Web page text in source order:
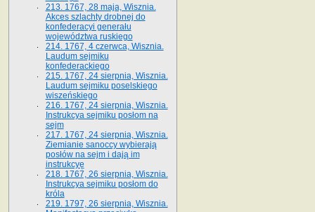
213. 1767, 28 maja, Wisznia.
Akces szlachty drobnej do
konfederacyi generału
województwa ruskiego
214. 1767, 4 czerwca, Wisznia.
Laudum sejmiku
konfederackiego
215. 1767, 24 sierpnia, Wisznia.
Laudum sejmiku poselskiego
wiszeńskiego
216. 1767, 24 sierpnia, Wisznia.
Instrukcya sejmiku posłom na
sejm
217. 1767, 24 sierpnia, Wisznia.
Ziemianie sanoccy wybierają
posłów na sejm i dają im
instrukcyę
218. 1767, 26 sierpnia, Wisznia.
Instrukcya sejmiku posłom do
króla
219. 1797, 26 sierpnia, Wisznia.